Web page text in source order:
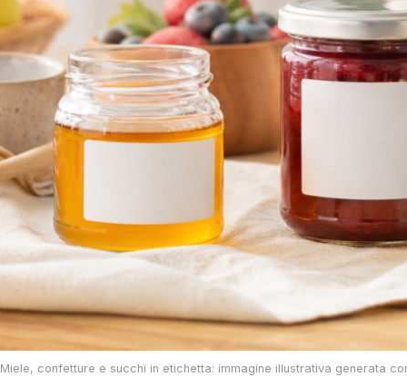
Miele, confetture e succhi in etichetta: immagine illustrativa generata